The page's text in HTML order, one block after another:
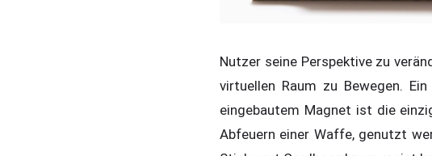
Nutzer seine Perspektive zu
virtuellen Raum zu Bewegen.
eingebautem Magnet ist die
Abfeuern einer Waffe, genutzt